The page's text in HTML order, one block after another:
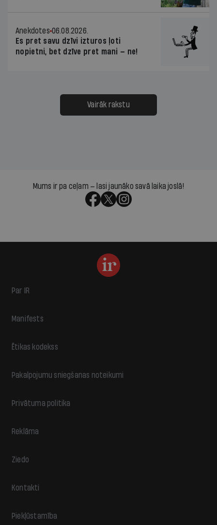
Anekdotes 06.08.2026.
Es pret savu dzīvi izturos ļoti
nopietni, bet dzīve pret mani — ne!
Vairāk rakstu
Mums ir pa ceļam — lasi jaunāko savā laika joslā!
Par IR
Manifests
Ētikas kodekss
Pakalpojumu sniegšanas noteikumi
Privātuma politika
Reklāma
Ziedo
Kontakti
Piekļūstamība